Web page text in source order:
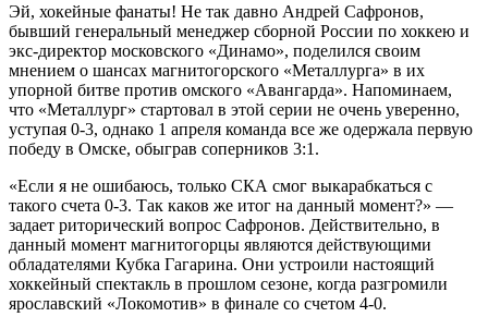
Эй, хокейные фанаты! Не так давно Андрей Сафронов,
бывший генеральный менеджер сборной России по хоккею и
экс-директор московского «Динамо», поделился своим
мнением о шансах магнитогорского «Металлурга» в их
упорной битве против омского «Авангарда». Напоминаем,
что «Металлург» стартовал в этой серии не очень уверенно,
уступая 0-3, однако 1 апреля команда все же одержала первую
победу в Омске, обыграв соперников 3:1.
«Если я не ошибаюсь, только СКА смог выкарабкаться с
такого счета 0-3. Так каков же итог на данный момент?» —
задает риторический вопрос Сафронов. Действительно, в
данный момент магнитогорцы являются действующими
обладателями Кубка Гагарина. Они устроили настоящий
хоккейный спектакль в прошлом сезоне, когда разгромили
ярославский «Локомотив» в финале со счетом 4-0.